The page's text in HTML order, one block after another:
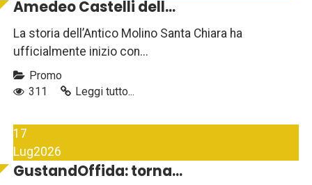
Amedeo Castelli dell...
La storia dell’Antico Molino Santa Chiara ha
ufficialmente inizio con...
Promo
311
Leggi tutto...
17
Lug2026
GustandOffida: torna...